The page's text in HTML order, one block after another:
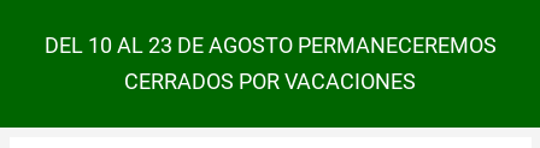
DEL 10 AL 23 DE AGOSTO PERMANECEREMOS
CERRADOS POR VACACIONES